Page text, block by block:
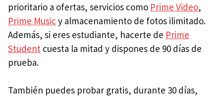
prioritario a ofertas, servicios como Prime Video,
Prime Music y almacenamiento de fotos ilimitado.
Además, si eres estudiante, hacerte de Prime
Student cuesta la mitad y dispones de 90 días de
prueba.
También puedes probar gratis, durante 30 días,